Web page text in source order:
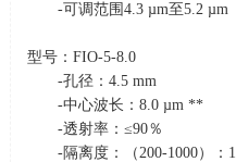
-可调范围 4.3 µm至5.2 µm
型号： FIO-5-8.0
-孔径： 4.5 mm
-中心波长： 8.0 µm **
-透射率：≤90％
-隔离度：（200-1000）： 1